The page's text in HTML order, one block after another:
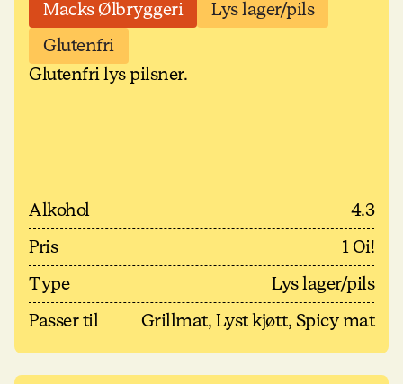
Macks Ølbryggeri
Lys lager/pils
Glutenfri
Glutenfri lys pilsner.
Alkohol
4.3
Pris
1 Oi!
Type
Lys lager/pils
Passer til
Grillmat, Lyst kjøtt, Spicy mat